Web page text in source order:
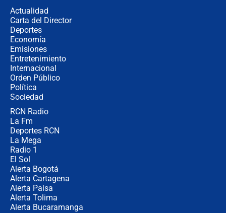
Actualidad
Carta del Director
Deportes
Economía
Emisiones
Entretenimiento
Internacional
Orden Público
Política
Sociedad
RCN Radio
La Fm
Deportes RCN
La Mega
Radio 1
El Sol
Alerta Bogotá
Alerta Cartagena
Alerta Paisa
Alerta Tolima
Alerta Bucaramanga